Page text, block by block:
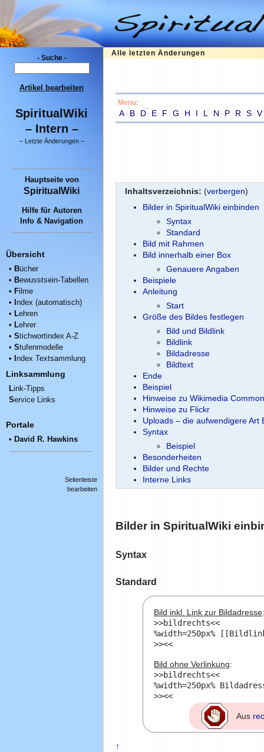
- Suche -
Artikel bearbeiten
SpiritualWiki
– Intern –
– Letzte Änderungen–
Hauptseitevon
SpiritualWiki
Hilfe für Autoren
Info & Navigation
Übersicht
• Bücher
• Bewusstsein-Tabellen
• Filme
• ndex (automatisch)
• Lehren
• Lehrer
• Stichwortindex A-Z
• Stufenmodelle
• ndex Textsammlung
Linksammlung
Link-Tipps
Service Links
Portale
• David R. Hawkins
Seitenleiste
bearbeiten
Alle letzten Änderungen
Menu:
A· B· D· E· F · G · H · I · L · N · P· R · S· V
Inhaltsverzeichnis: (verbergen)
Bilder in SpiritualWiki einbinden
Syntax
Standard
Bild mit Rahmen
Bild innerhalb einer Box
Genauere Angaben
Beispiele
Anleitung
Start
Größe des Bildes festlegen
Bild und Bildlink
Bildlink
Bildadresse
Bildtext
Ende
Beispiel
Hinweise zu Wikimedia
Hinweise zu Flickr
Uploads – die aufwendigere Art
Syntax
Beispiel
Besonderheiten
Bilder und Rechte
Interne Links
Bilder in SpiritualWiki
Syntax
Standard
Bild inkl. Link zur Bildadresse
>>bildrechts<<
%width=250px%
Bild ohne Verlinkung:
>>bildrechts<<
%width=250px%
Aus
↑